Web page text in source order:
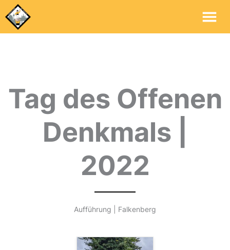
Tag des Offenen
Denkmals |
2022
Aufführung | Falkenberg